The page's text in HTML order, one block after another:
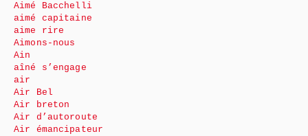
Aimé Bacchelli
aimé capitaine
aime rire
Aimons-nous
Ain
aîné s’engage
air
Air Bel
Air breton
Air d’autoroute
Air émancipateur